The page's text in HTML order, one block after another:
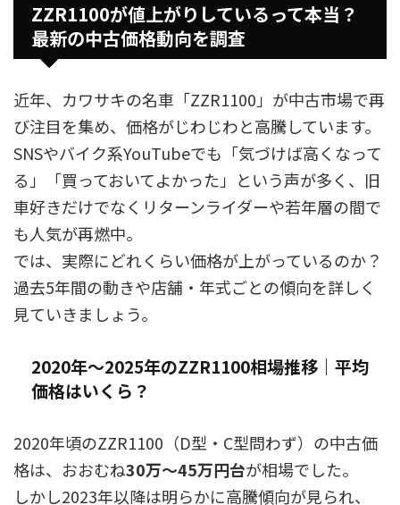
ZZR1100が値上がりしているって本当？
最新の中古価格動向を調査
近年、カワサキの名車「ZZR1100」が中古市場で再
び注目を集め、価格がじわじわと高騰しています。
SNSやバイク系YouTubeでも「気づけば高くなって
る」「買っておいてよかった」という声が多く、旧
車好きだけでなくリターンライダーや若年層の間で
も人気が再燃中。
では、実際にどれくらい価格が上がっているのか？
過去5年間の動きや店舗・年式ごとの傾向を詳しく
見ていきましょう。
2020年〜2025年のZZR1100相場推移｜平均
価格はいくら？
2020年頃のZZR1100（D型・C型問わず）の中古価
格は、おおむね30万〜45万円台が相場でした。
しかし2023年以降は明らかに高騰傾向が見られ、